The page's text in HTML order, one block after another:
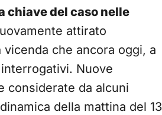
chiave del caso nelle
attirato
che ancora oggi, a
Nuove
considerate da alcuni
della mattina del 13